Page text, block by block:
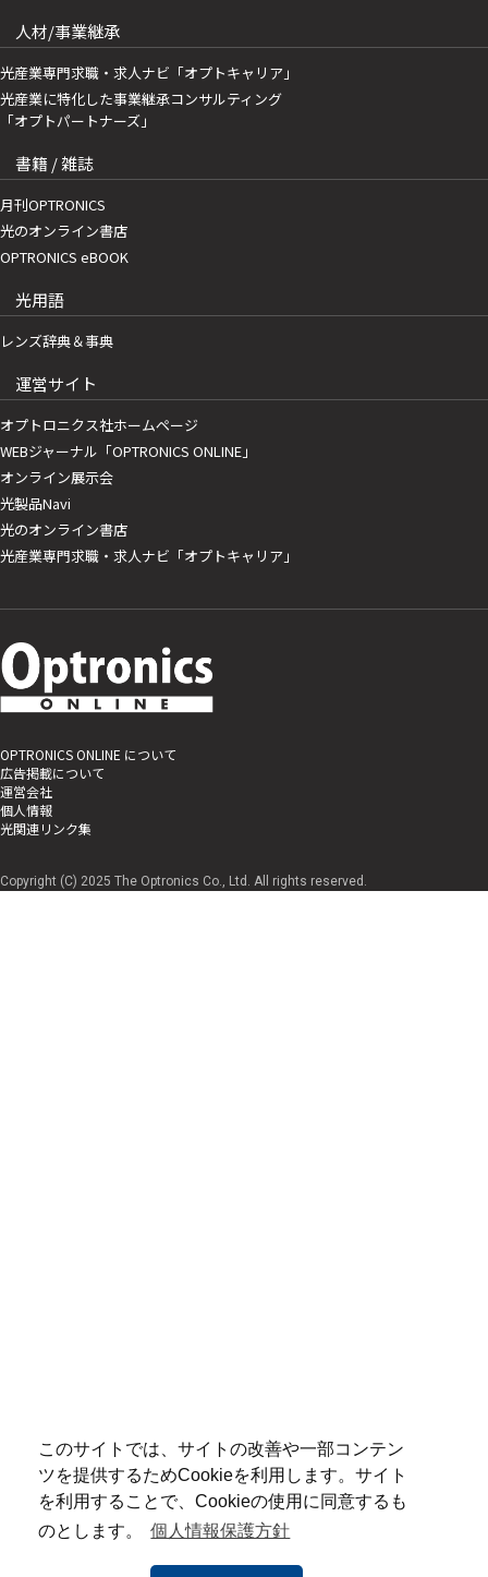
このサイトでは、サイトの改善や一部コンテン
ツを提供するためCookieを利用します。サイト
を利用することで、Cookieの使用に同意するも
のとします。
個人情報保護方針
人材/事業継承
光産業専門求職・求人ナビ「オプトキャリア」
光産業に特化した事業継承コンサルティング
「オプトパートナーズ」
書籍 / 雑誌
月刊OPTRONICS
光のオンライン書店
OPTRONICS eBOOK
光用語
レンズ辞典＆事典
運営サイト
オプトロニクス社ホームページ
WEBジャーナル「OPTRONICS ONLINE」
オンライン展示会
光製品Navi
光のオンライン書店
光産業専門求職・求人ナビ「オプトキャリア」
OPTRONICS ONLINE について
広告掲載について
運営会社
個人情報
光関連リンク集
Copyright (C) 2025 The Optronics Co., Ltd. All rights reserved.